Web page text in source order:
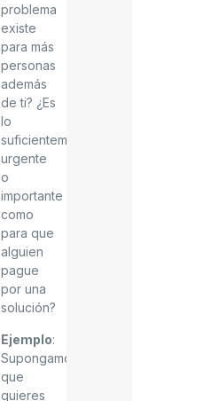
problema
existe
para más
personas
además
de ti? ¿Es
lo
suficientemente
urgente
o
importante
como
para que
alguien
pague
por una
solución?
Ejemplo:
Supongamos
que
quieres